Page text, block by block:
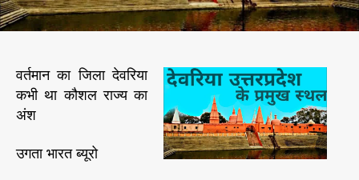
व
शा
वर्तमान का जिला देवरिया
कभी था कौशल राज्य का
अंश
उगता भारत ब्यूरो